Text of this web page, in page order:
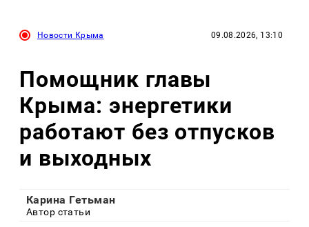
Новости Крыма 09.08.2026, 13:10
Помощник главы
Крыма: энергетики
работают без отпусков
и выходных
Карина Гетьман
Автор статьи